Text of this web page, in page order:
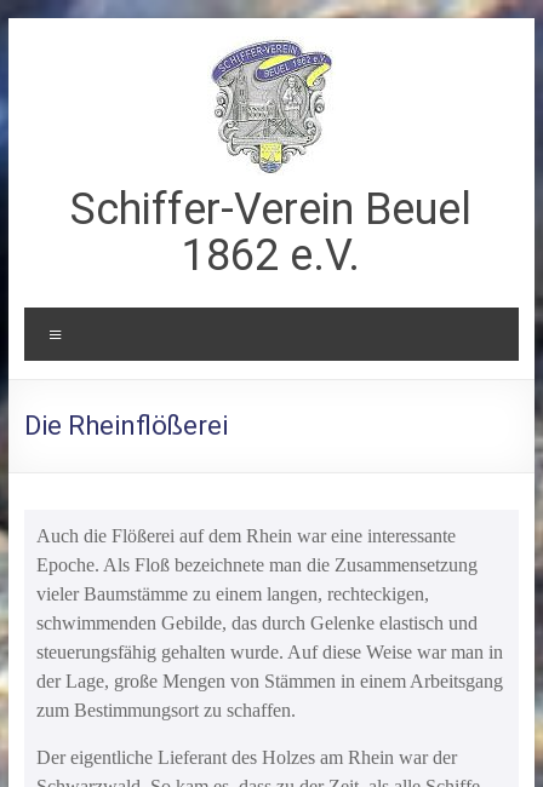
Schiffer-Verein Beuel
1862 e.V.
Die Rheinflößerei
Auch die Flößerei auf dem Rhein war eine interessante
Epoche. Als Floß bezeichnete man die Zusammensetzung
vieler Baumstämme zu einem langen, rechteckigen,
schwimmenden Gebilde, das durch Gelenke elastisch und
steuerungsfähig gehalten wurde. Auf diese Weise war man in
der Lage, große Mengen von Stämmen in einem Arbeitsgang
zum Bestimmungsort zu schaffen.
Der eigentliche Lieferant des Holzes am Rhein war der